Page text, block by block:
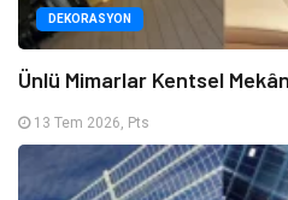
DEKORASYON
Ünlü Mimarlar Kentsel
13 Tem 2026, Pts